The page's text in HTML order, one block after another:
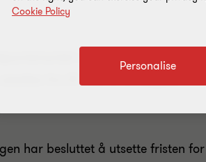
i går fremgår det at
fra 31. mai til 31. august.
har besluttet å utsette fristen
Cookie Policy
Personalise